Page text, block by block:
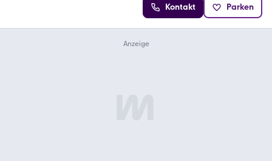
Kontakt Parken